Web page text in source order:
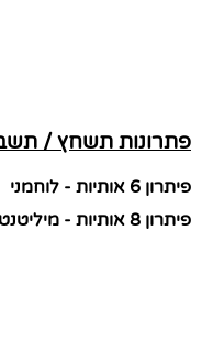
פתרונות תשחץ /
פיתרון 6 אותיות - לוחמני
פיתרון 8 אותיות - מיליטנטי